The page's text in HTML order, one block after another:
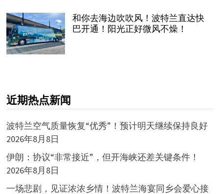
和你去海边吹吹风！波特兰直达快
巴开通！阳光正好微风不燥！
近期热点新闻
波特兰空气质量恢复“优秀”！预计明天继续保持良好
2026年8月8日
伊朗：协议“非常接近”，但开海峡还差关键条件！
2026年8月8日
一场悲剧，见证浓浓乡情！波特兰海宴同乡会爱心接